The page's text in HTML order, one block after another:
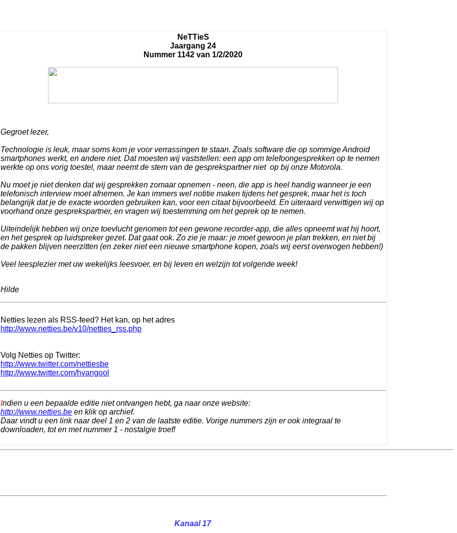
NeTTieS
Jaargang 24
Nummer 1142 van 1/2/2020
Gegroet lezer,
Technologie is leuk, maar soms kom je voor verrassingen te staan. Zoals software die op sommige Android
smartphones werkt, en andere niet. Dat moesten wij vaststellen: een app om telefoongesprekken op te nemen
werkte op ons vorig toestel, maar neemt de stem van de gesprekspartner niet op bij onze Motorola.
Nu moet je niet denken dat wij gesprekken zomaar opnemen - neen, die app is heel handig wanneer je een
telefonisch interview moet afnemen. Je kan immers wel notitie maken tijdens het gesprek, maar het is toch
belangrijk dat je de exacte woorden gebruiken kan, voor een citaat bijvoorbeeld. En uiteraard verwittigen wij op
voorhand onze gesprekspartner, en vragen wij toestemming om het geprek op te nemen.
Uiteindelijk hebben wij onze toevlucht genomen tot een gewone recorder-app, die alles opneemt wat hij hoort,
en het gesprek op luidspreker gezet. Dat gaat ook. Zo zie je maar: je moet gewoon je plan trekken, en niet bij
de pakken blijven neerzitten (en zeker niet een nieuwe smartphone kopen, zoals wij eerst overwogen hebben!)
Veel leesplezier met uw wekelijks leesvoer, en bij leven en welzijn tot volgende week!
Hilde
Netties lezen als RSS-feed? Het kan, op het adres
http://www.netties.be/v10/netties_rss.php
Volg Netties op Twitter:
http://www.twitter.com/nettiesbe
http://www.twitter.com/hvangool
Indien u een bepaalde editie niet ontvangen hebt, ga naar onze website:
http://www.netties.be en klik op archief.
Daar vindt u een link naar deel 1 en 2 van de laatste editie. Vorige nummers zijn er ook integraal te
downloaden, tot en met nummer 1 - nostalgie troef!
Kanaal 17